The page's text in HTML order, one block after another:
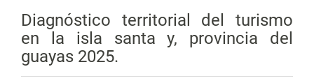
Diagnóstico territorial del turismo
en la isla santa y, provincia del
guayas 2025.